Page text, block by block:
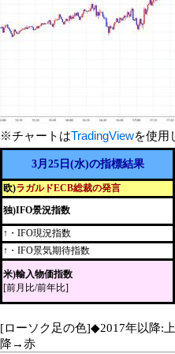
※チャートはTradingViewを使用
3月25日(水)の指標結果
欧)ラガルドECB総裁の発言
独)IFO景況指数
↑・IFO現況指数
↑・IFO景気期待指数
米)輸入物価指数
[前月比/前年比]
[ローソク足の色]◆2017年以降
降→赤